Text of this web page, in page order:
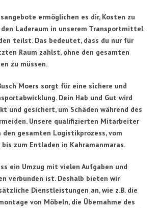
ermöglichen es dir, Kosten zu
den Laderaum in unserem Transportmittel
teilst. Das bedeutet, dass du nur für
Raum zahlst, ohne den gesamten
zu müssen.
Moers sorgt für eine sichere und
Dein Hab und Gut wird
und gesichert, um Schäden während des
Unsere qualifizierten Mitarbeiter
den gesamten Logistikprozess, vom
zum Entladen in Kahramanmaras.
ein Umzug mit vielen Aufgaben und
verbunden ist. Deshalb bieten wir
Dienstleistungen an, wie z.B. die
von Möbeln, die Übernahme des